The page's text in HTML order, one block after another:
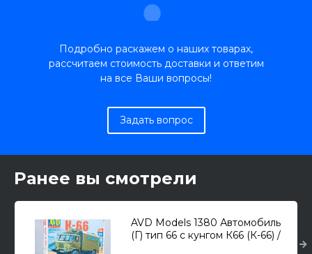
Подробно раскажем о наших товарах,
рассчитаем стоимость доставки и ответим
на все Ваши вопросы!
Задать вопрос
Ранее вы смотрели
AVD Models 1380 Автомобиль
(Г) тип 66 с кунгом К66 (К-66) /